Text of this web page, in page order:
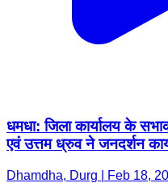
धमधा: जिला कार्यालय के
एवं उत्तम ध्रुव ने जनदर्शन
Dhamdha, Durg | Feb 18,